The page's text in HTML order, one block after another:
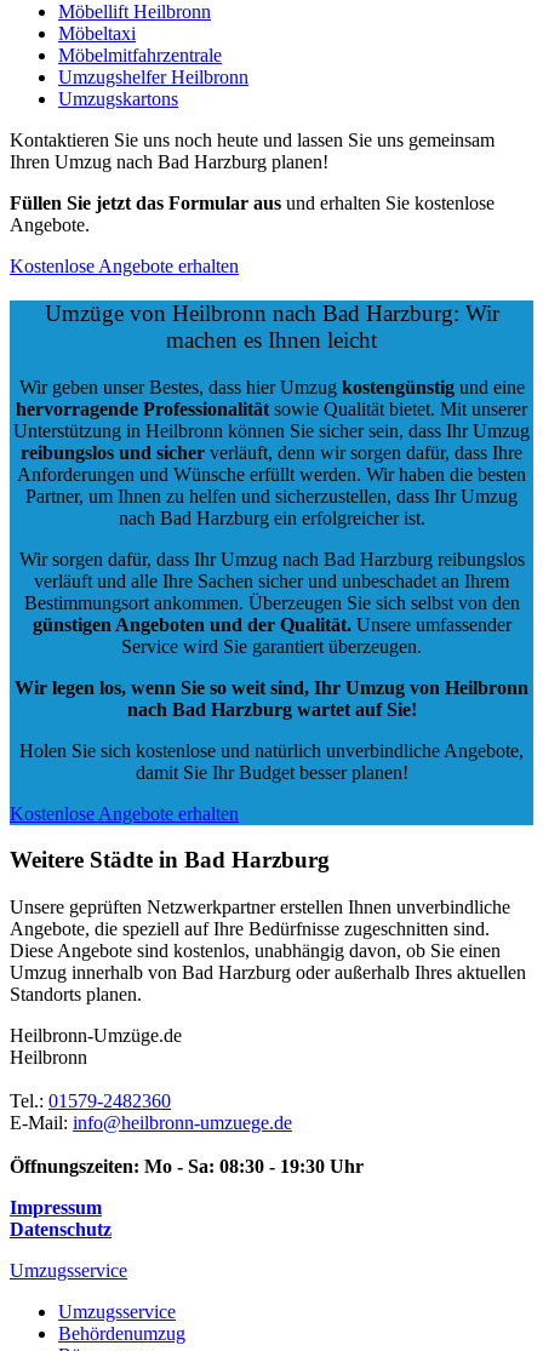
Möbellift Heilbronn
Möbeltaxi
Möbelmitfahrzentrale
Umzugshelfer Heilbronn
Umzugskartons
Kontaktieren Sie uns noch heute und lassen Sie uns gemeinsam
Ihren Umzug nach Bad Harzburg planen!
Füllen Sie jetzt das Formular aus und erhalten Sie kostenlose
Angebote.
Kostenlose Angebote erhalten
Umzüge von Heilbronn nach Bad Harzburg: Wir
machen es Ihnen leicht
Wir geben unser Bestes, dass hier Umzug kostengünstigund eine
hervorragende Professionalität sowie Qualität bietet. Mit unserer
Unterstützung in Heilbronn können Sie sicher sein, dass Ihr Umzug
reibungslos und sicher verläuft, denn wir sorgen dafür, dass Ihre
Anforderungen und Wünsche erfüllt werden. Wir haben die besten
Partner, um Ihnen zu helfen und sicherzustellen, dass Ihr Umzug
nach Bad Harzburg ein erfolgreicher ist.
Wir sorgen dafür, dass Ihr Umzug nach Bad Harzburg reibungslos
verläuft und alle Ihre Sachen sicher und unbeschadet an Ihrem
Bestimmungsort ankommen. Überzeugen Sie sich selbst von den
günstigen Angeboten und der Qualität.Unsere umfassender
Service wird Sie garantiert überzeugen.
Wir legen los, wenn Sie so weit sind, Ihr Umzug von Heilbronn
nach Bad Harzburg wartet auf Sie!
Holen Sie sich kostenlose und natürlich unverbindliche Angebote,
damit Sie Ihr Budget besser planen!
Kostenlose Angebote erhalten
Weitere Städte in Bad Harzburg
Unsere geprüften Netzwerkpartner erstellen Ihnen unverbindliche
Angebote, die speziell auf Ihre Bedürfnisse zugeschnitten sind.
Diese Angebote sind kostenlos, unabhängig davon, ob Sie einen
Umzug innerhalb von Bad Harzburg oder außerhalb Ihres aktuellen
Standorts planen.
Heilbronn-Umzüge.de
Heilbronn
Tel.: 01579-2482360
E-Mail: info@heilbronn-umzuege.de
Öffnungszeiten: Mo - Sa: 08:30 - 19:30 Uhr
Impressum
Datenschutz
Umzugsservice
Umzugsservice
Behördenumzug